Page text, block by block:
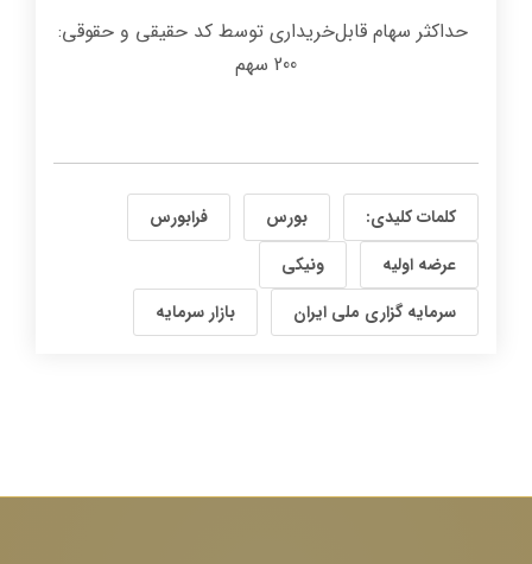
حداکثر سهام قابل‌خریداری توسط کد حقیقی و حقوقی:
200 سهم
کلمات کلیدی: بورس
فرابورس
عرضه اولیه
ونیکی
سرمایه گزاری ملی ایران
بازار سرمایه